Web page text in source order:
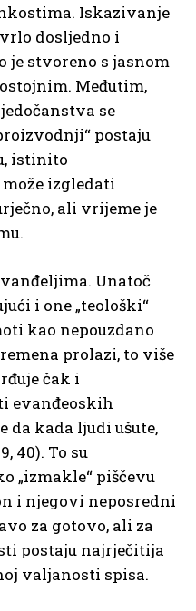
Iskazivanje
dosljedno i
je stvoreno s jasnom
Međutim,
se
postaju
istinito
izgledati
ali vrijeme je
Unatoč
i one „teološki“
kao nepouzdano
prolazi, to više
čak i
evanđeoskih
da kada ljudi ušute,
40). To su
„izmakle“ piščevu
i njegovi neposredni
za gotovo, ali za
postaju najrječitija
valjanosti spisa.